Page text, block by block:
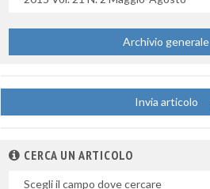
Archivio generale
Invia articolo
CERCA UN ARTICOLO
Nel